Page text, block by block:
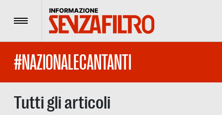
Menu
#NAZIONALECANTANTI
Tutti gli articoli